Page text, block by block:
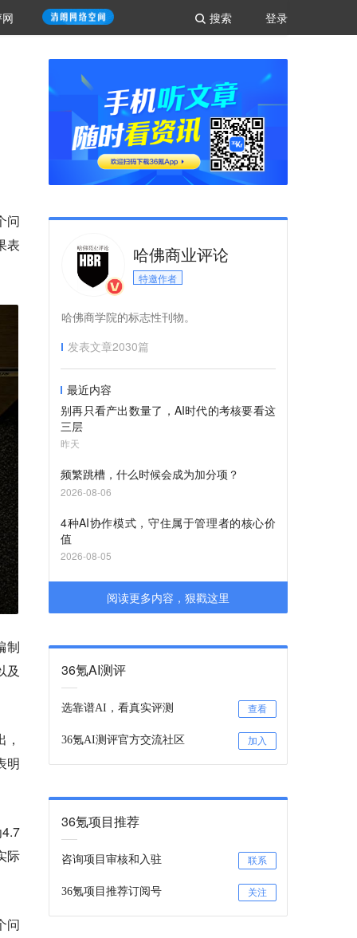
登录
搜索
问
表
制
及
明
际
问
哈佛商业评论
特邀作者
哈佛商学院的标志性刊物。
发表文章2030篇
最近内容
别再只看产出数量了，AI时代的考核要看这
三层
昨天
频繁跳槽，什么时候会成为加分项？
2026-08-06
4种AI协作模式，守住属于管理者的核心价
值
2026-08-05
阅读更多内容，狠戳这里
36氪AI测评
选靠谱AI，看真实评测 查看
36氪AI测评官方交流社区 加入
36氪项目推荐
咨询项目审核和入驻 联系
36氪项目推荐订阅号 关注